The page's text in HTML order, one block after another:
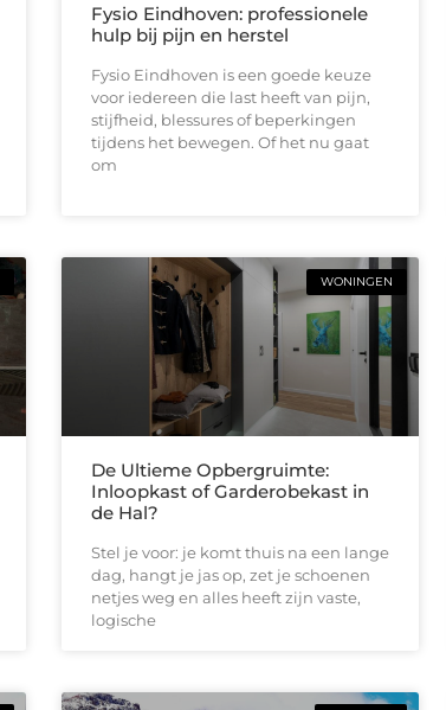
Fysio Eindhoven: professionele
hulp bij pijn en herstel
Fysio Eindhoven is een goede keuze
voor iedereen die last heeft van pijn,
stijfheid, blessures of beperkingen
tijdens het bewegen. Of het nu gaat
om
WONINGEN
De Ultieme Opbergruimte:
Inloopkast of Garderobekast in
de Hal?
Stel je voor: je komt thuis na een lange
dag, hangt je jas op, zet je schoenen
netjes weg en alles heeft zijn vaste,
logische